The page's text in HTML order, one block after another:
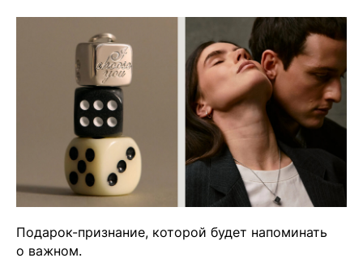
Подарок-признание, которой будет напоминать
о важном.